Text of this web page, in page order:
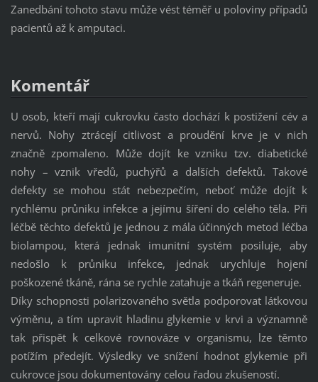
Zanedbání tohoto stavu může vést téměř u poloviny případů
pacientů až k amputaci.
Komentář
U osob, kteří mají cukrovku často dochází k postižení cév a
nervů. Nohy ztrácejí citlivost a proudění krve je v nich
značně zpomaleno. Může dojít ke vzniku tzv. diabetické
nohy – vznik vředů, puchýřů a dalších defektů. Takové
defekty se mohou stát nebezpečím, neboť může dojít k
rychlému průniku infekce a jejímu šíření do celého těla. Při
léčbě těchto defektů je jednou z mála účinných metod léčba
biolampou, která jednak imunitní systém posiluje, aby
nedošlo k průniku infekce, jednak urychluje hojení
poškozené tkáně, rána se rychle zatahuje a tkáň regeneruje.
Díky schopnosti polarizovaného světla podporovat látkovou
výměnu, a tím upravit hladinu glykemie v krvi a významně
tak přispět k celkové rovnováze v organismu, lze těmto
potížím předejít. Výsledky ve snížení hodnot glykemie při
cukrovce jsou dokumentovány celou řadou zkušeností.